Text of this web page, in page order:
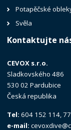
Potapěčské
Svěla
Kontaktujte
CEVOX s.r.o.
Sladkovského 486
530 02 Pardubice
Česká republika
Tel:604 152 114,
e-mail: